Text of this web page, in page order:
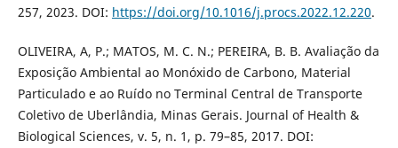
257, 2023. DOI: https://doi.org/10.1016/j.procs.2022.12.220.
OLIVEIRA, A, P.; MATOS, M. C. N.; PEREIRA, B. B. Avaliação da
Exposição Ambiental ao Monóxido de Carbono, Material
Particulado e ao Ruído no Terminal Central de Transporte
Coletivo de Uberlândia, Minas Gerais. Journal of Health &
Biological Sciences, v. 5, n. 1, p. 79–85, 2017. DOI: